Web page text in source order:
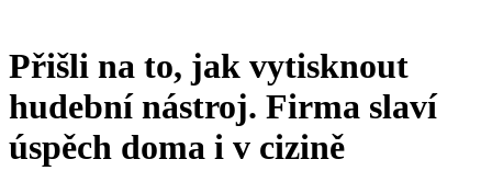
Přišli na to, jak vytisknout
hudební nástroj. Firma slaví
úspěch doma i v cizině